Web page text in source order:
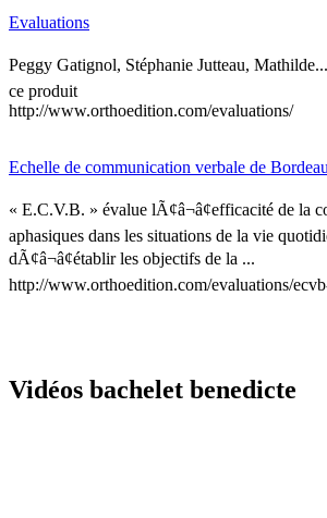
Evaluations
Peggy Gatignol, Stéphanie Jutteau,
ce produit
http://www.orthoedition.com/evaluations/
Echelle de communication verbale de
« E.C.V.B. » évalue lÃ¢â¬â¢efficacité de la
aphasiques dans les situations de la vie
dÃ¢â¬â¢établir les objectifs de la ...
http://www.orthoedition.com/evaluations/
Vidéos bachelet benedicte